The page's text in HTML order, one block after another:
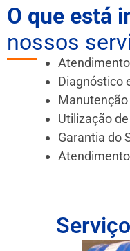
O que está
nossos
Diagnóstico
Utilização
Garantia do